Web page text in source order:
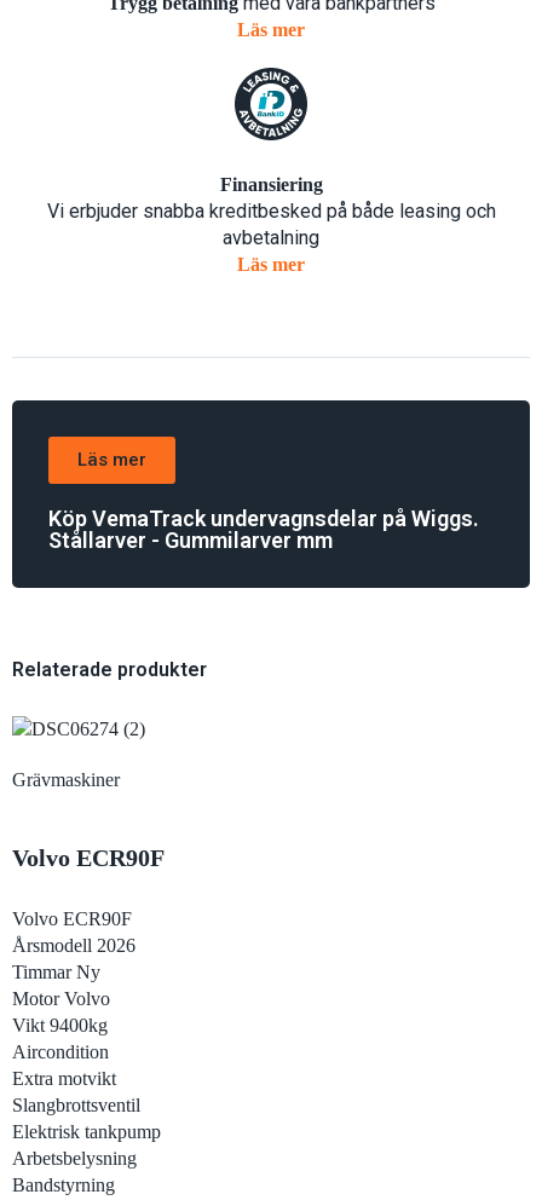
Läs mer
Finansiering
Vi erbjuder snabba kreditbesked på både leasing och
avbetalning
Läs mer
Läs mer
Köp VemaTrack undervagnsdelar på Wiggs.
Stållarver - Gummilarver mm
Relaterade produkter
Grävmaskiner
Volvo ECR90F
Volvo ECR90F
Årsmodell 2026
Timmar Ny
Motor Volvo
Vikt 9400kg
Aircondition
Extra motvikt
Slangbrottsventil
Elektrisk tankpump
Arbetsbelysning
Bandstyrning